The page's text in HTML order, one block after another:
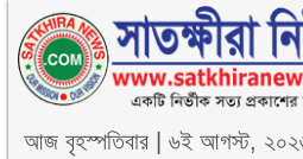
আজবৃহস্পতিবার |৬ই আগস্ট, ২০২৬